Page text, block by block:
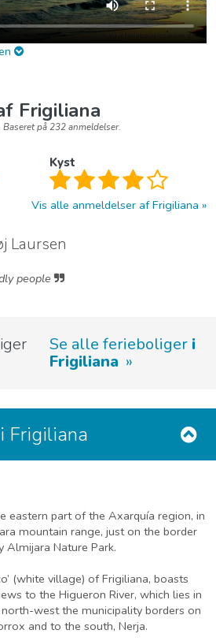
Frigiliana
Baseret på 232 anmeldelser.
Kyst
Vis alle anmeldelser af Frigiliana
Laursen
people
Se alle ferieboliger i
Frigiliana
Frigiliana
eastern part of the Axarquía region, in
mountain range, just on the border
Almijara Nature Park.
(white village) of Frigiliana, boasts
to the Higueron River, which lies in
west the municipality borders on
and to the south, Nerja.